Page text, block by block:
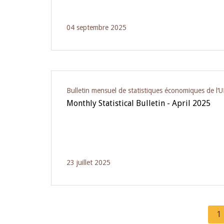
04 septembre 2025
Bulletin mensuel de statistiques économiques de
Monthly Statistical Bulletin - April 2025
23 juillet 2025
1